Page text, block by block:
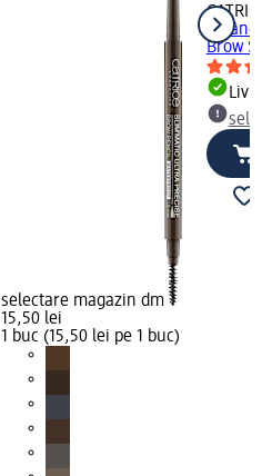
selectare magazin dm
15,50 lei
1 buc (15,50 lei pe 1 buc)
CATRICE
Brow